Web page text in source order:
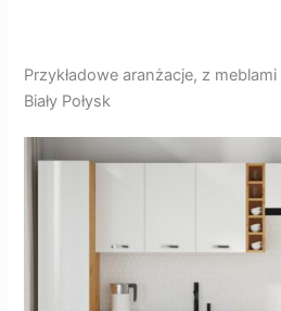
Przykładowe aranżacje, z
Biały Połysk